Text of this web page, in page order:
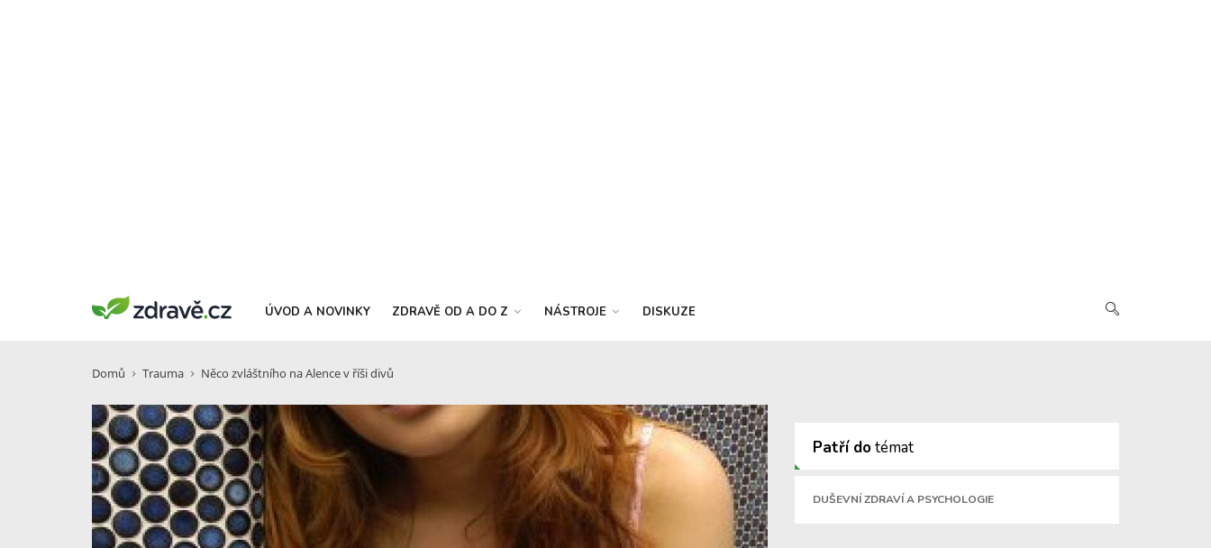
ÚVOD A NOVINKY ZDRAVĚ OD A DO Z NÁSTROJE DISKUZE
Domů Trauma Něco zvláštního na Alence v říši divů
Patří dotémat
DUŠEVNÍ ZDRAVÍ A PSYCHOLOGIE